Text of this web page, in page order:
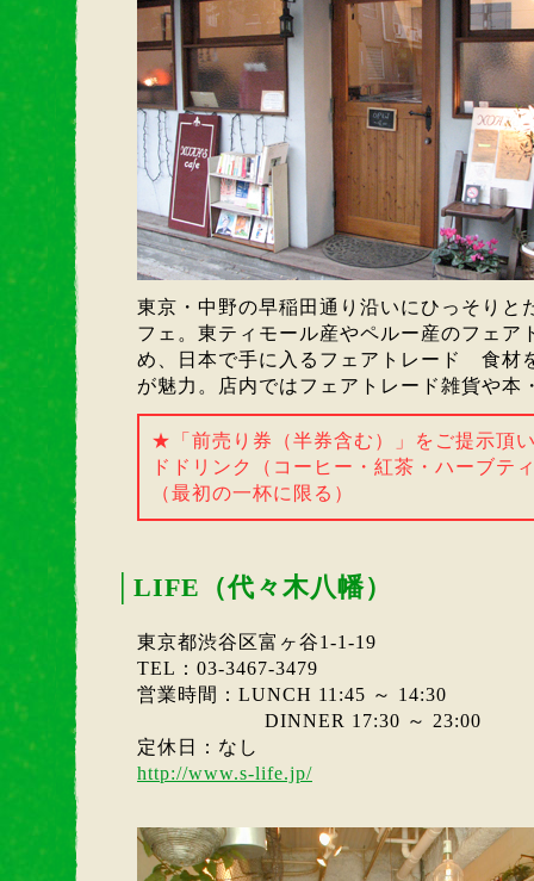
東京・中野の早稲田通り沿いにひっそりと
フェ。東ティモール産やペルー産のフェア
め、日本で手に入るフェアトレード 食材
が魅力。店内ではフェアトレード雑貨や本
★「前売り券（半券含む）」をご提示頂
ドドリンク（コーヒー・紅茶・ハーブテ
（最初の一杯に限る）
LIFE（代々木八幡）
東京都渋谷区富ヶ谷1-1-19
TEL：03-3467-3479
営業時間：LUNCH 11:45 ～ 14:30
DINNER 17:30 ～ 23:00
定休日：なし
http://www.s-life.jp/